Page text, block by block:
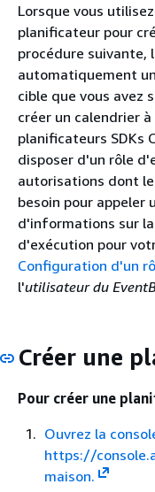
Lorsque vous
planificateur pour
procédure suivante,
automatiquement
cible que vous avez
créer un calendrier
planificateurs SDKs
disposer d'un rôle
autorisations dont
besoin pour appeler
d'informations sur
d'exécution pour
Configuration d'un
l'utilisateur du
Créer une
Pour créer une
Ouvrez la
https://
maison.